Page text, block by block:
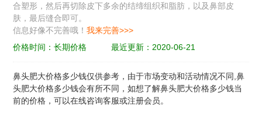
合塑形，然后再切除皮下多余的结缔组织和脂肪，以及鼻部皮
肤，最后缝合即可。
信息好像不完善哦！我来完善>>>
价格时间：长期价格
最近更新：2020-06-21
鼻头肥大价格多少钱仅供参考，由于市场变动和活动情况不同,鼻
头肥大价格多少钱会有所不同，如想了解鼻头肥大价格多少钱当
前的价格，可以在线咨询客服或注册会员。